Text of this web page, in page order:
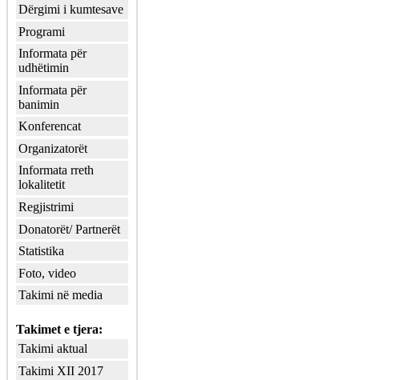
Dërgimi i kumtesave
Programi
Informata për
udhëtimin
Informata për
banimin
Konferencat
Organizatorët
Informata rreth
lokalitetit
Regjistrimi
Donatorët/ Partnerët
Statistika
Foto, video
Takimi në media
Takimet e tjera:
Takimi aktual
Takimi XII 2017